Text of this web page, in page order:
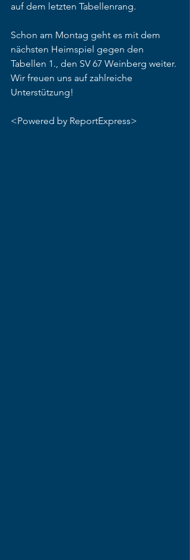
auf dem letzten Tabellenrang.
Schon am Montag geht es mit dem
nächsten Heimspiel gegen den
Tabellen 1., den SV 67 Weinberg weiter.
Wir freuen uns auf zahlreiche
Unterstützung!
<Powered by ReportExpress>